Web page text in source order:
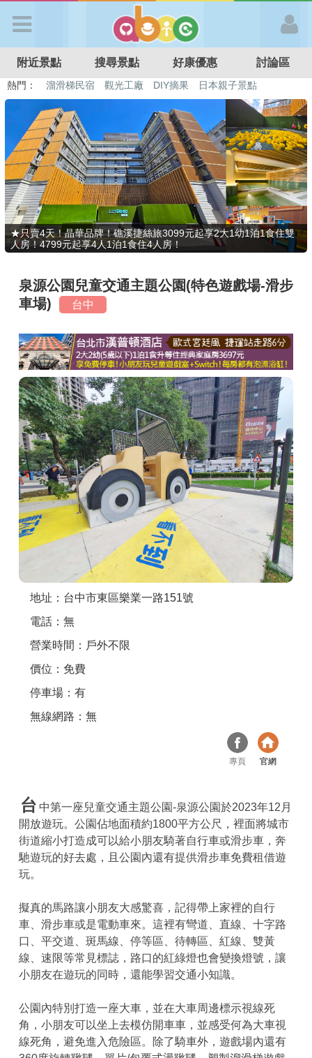
APP登入
首 頁
搜尋景點
好康優惠
最新消息
最新留言
商家合作
推薦景點
討論區
聯絡我們
APP下載
附近景點 搜尋景點 好康優惠 討論區
熱門： 溜滑梯民宿 觀光工廠 DIY摘果
日本親子景點
特色遊戲場
親子住房優惠 台北親子餐廳 溫泉泡湯SPA
★只賣4天！晶華品牌！礁溪捷絲旅3099元起享2大1幼1泊1食住雙
人房！4799元起享4人1泊1食住4人房！
泉源公園兒童交通主題公園(特色遊戲場-滑步
車場)
台中
地址：台中市東區樂業一路151號
電話：無
營業時間：戶外不限
價位：免費
停車場：有
無線網路：無
專頁 官網
台 中第一座兒童交通主題公園-泉源公園於2023年12月
開放遊玩。公園佔地面積約1800平方公尺，裡面將城市
街道縮小打造成可以給小朋友騎著自行車或滑步車，奔
馳遊玩的好去處，且公園內還有提供滑步車免費租借遊
玩。
擬真的馬路讓小朋友大感驚喜，記得帶上家裡的自行
車、滑步車或是電動車來。這裡有彎道、直線、十字路
口、平交道、斑馬線、停等區、待轉區、紅線、雙黃
線、速限等常見標誌，路口的紅綠燈也會變換燈號，讓
小朋友在遊玩的同時，還能學習交通小知識。
公園內特別打造一座大車，並在大車周邊標示視線死
角，小朋友可以坐上去模仿開車車，並感受何為大車視
線死角，避免進入危險區。除了騎車外，遊戲場內還有